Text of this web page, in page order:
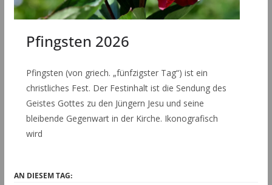
Pfingsten 2026
Pfingsten (von griech. „fünfzigster Tag“) ist ein
christliches Fest. Der Festinhalt ist die Sendung des
Geistes Gottes zu den Jüngern Jesu und seine
bleibende Gegenwart in der Kirche. Ikonografisch
wird
AN DIESEM TAG: